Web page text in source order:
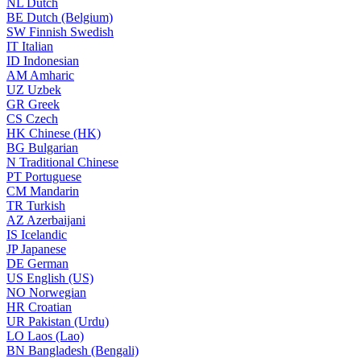
NL Dutch
BE Dutch (Belgium)
SW Finnish Swedish
IT Italian
ID Indonesian
AM Amharic
UZ Uzbek
GR Greek
CS Czech
HK Chinese (HK)
BG Bulgarian
N Traditional Chinese
PT Portuguese
CM Mandarin
TR Turkish
AZ Azerbaijani
IS Icelandic
JPJapanese
DE German
US English (US)
NO Norwegian
HR Croatian
UR Pakistan (Urdu)
LO Laos (Lao)
BN Bangladesh (Bengali)